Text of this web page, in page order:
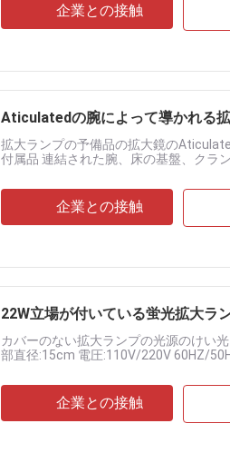
企業との接触
Aticulatedの腕によって導かれる
拡大ランプの予備品の拡大鏡の
付属品 連結された腕、床の基盤、クラ
企業との接触
22W立場が付いている蛍光拡大ラ
カバーのない拡大ランプの光源のけい
部直径:15cm 電圧:110V/220V 60HZ/
企業との接触